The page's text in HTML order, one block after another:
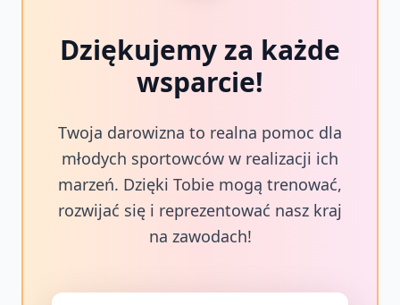
Dziękujemy za każde
wsparcie!
Twoja darowizna to realna pomoc dla
młodych sportowców w realizacji ich
marzeń. Dzięki Tobie mogą trenować,
rozwijać się i reprezentować nasz kraj
na zawodach!